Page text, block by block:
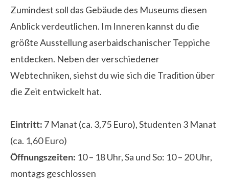
Zumindest soll das Gebäude des Museums diesen
Anblick verdeutlichen. Im Inneren kannst du die
größte Ausstellung aserbaidschanischer Teppiche
entdecken. Neben der verschiedener
Webtechniken, siehst du wie sich die Tradition über
die Zeit entwickelt hat.
Eintritt: 7 Manat (ca. 3,75 Euro), Studenten 3 Manat
(ca. 1,60 Euro)
Öffnungszeiten: 10 – 18 Uhr, Sa und So: 10 – 20 Uhr,
montags geschlossen